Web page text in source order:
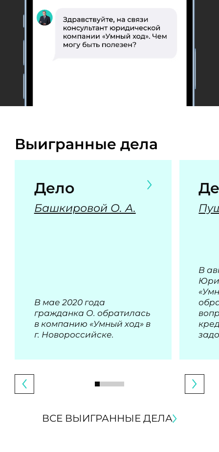
Выигранные дела
Дело
Башкировой О. А.
В мае 2020 года
гражданка О. обратилась
в компанию «Умный ход» в
г. Новороссийске.
В
ВСЕ ВЫИГРАННЫЕ ДЕЛА